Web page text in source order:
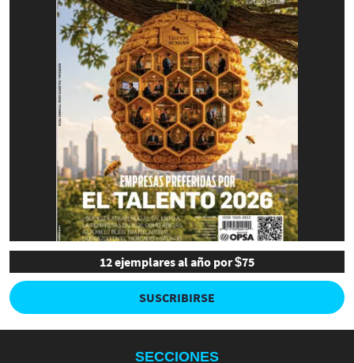
12 ejemplares al año por $75
SUSCRIBIRSE
SECCIONES